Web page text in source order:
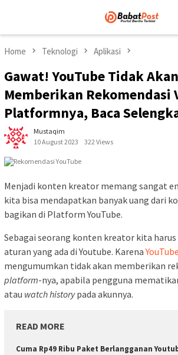
Menu
Home Teknologi Aplikasi
Gawat! YouTube Tidak Akan
Memberikan Rekomendasi
Platformnya, Baca
Mustaqim
10 August 2023
322 Views
Menjadi konten kreator memang sangat
kita bisa mendapatkan banyak uang dari
bagikan di Platform YouTube.
Sebagai seorang konten kreator kita
aturan yang ada di Youtube. KarenaYouTube
mengumumkan tidak akan memberikan
platform-nya, apabila pengguna
atau watch historypada akunnya.
READ MORE
Cuma Rp49 Ribu Paket Berlangganan